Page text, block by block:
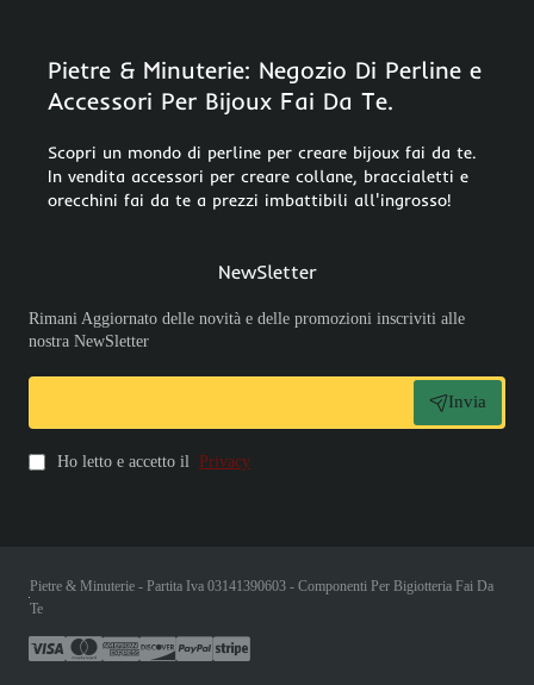
Pietre & Minuterie: Negozio Di Perline e
Accessori Per Bijoux Fai Da Te.
Scopri un mondo di perline per creare bijoux fai da te.
In vendita accessori per creare collane, braccialetti e
orecchini fai da te a prezzi imbattibili all'ingrosso!
NewSletter
Rimani Aggiornato delle novità e delle promozioni inscriviti alle
nostra NewSletter
Invia
Ho letto e accetto il Privacy
Pietre & Minuterie - Partita Iva 03141390603 - Componenti Per Bigiotteria Fai Da
Te